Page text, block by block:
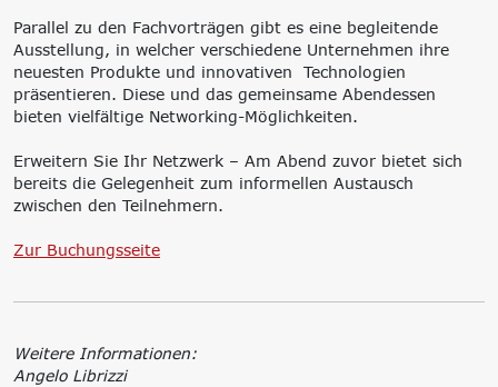
Parallel zu den Fachvorträgen gibt es eine begleitende
Ausstellung, in welcher verschiedene Unternehmen ihre
neuesten Produkte und innovativen Technologien
präsentieren. Diese und das gemeinsame Abendessen
bieten vielfältige Networking-Möglichkeiten.
Erweitern Sie Ihr Netzwerk – Am Abend zuvor bietet sich
bereits die Gelegenheit zum informellen Austausch
zwischen den Teilnehmern.
Zur Buchungsseite
Weitere Informationen:
Angelo Librizzi